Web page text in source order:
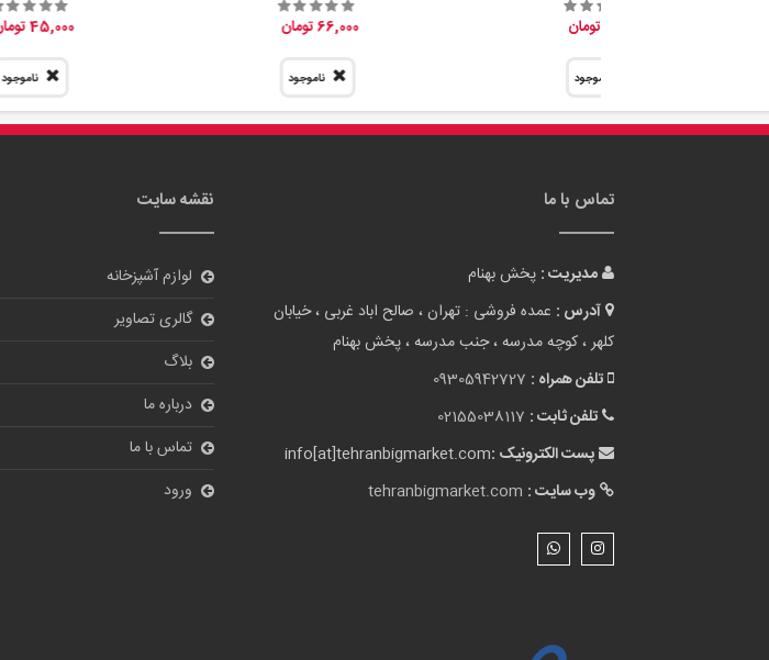
ناموجود
66,000 تومان
ناموجود
45,000 تومان
ناموجود
تماس با ما
مدیریت : پخش بهنام
آدرس : عمده فروشی : تهران ، صالح اباد غربی ، خیابان
کلهر ، کوچه مدرسه ، جنب مدرسه ، پخش بهنام
تلفن همراه : 09305942727
تلفن ثابت : 02155038117
پست الکترونیک :info[at]tehranbigmarket.com
وب سایت : tehranbigmarket.com
نقشه سایت
لوازم آشپزخانه
گالری تصاویر
بلاگ
درباره ما
تماس با ما
ورود